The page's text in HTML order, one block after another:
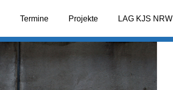
Termine Projekte LAG KJS NRW